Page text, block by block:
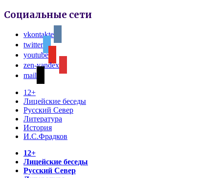
Социальные сети
vkontakte
twitter
youtube
zen-yandex
mail
12+
Лицейские беседы
Русский Север
Литература
История
И.С.Фрадков
12+
Лицейские беседы
Русский Север